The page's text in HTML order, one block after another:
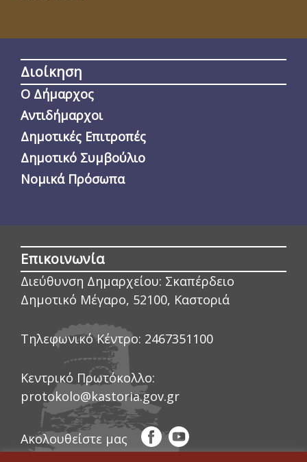
Διοίκηση
Ο Δήμαρχος
Αντιδήμαρχοι
Δημοτικές Επιτροπές
Δημοτικό Συμβούλιο
Νομικά Πρόσωπα
Επικοινωνία
Διεύθυνση Δημαρχείου: Σκαπέρδειο
Δημοτικό Μέγαρο, 52100, Καστοριά
Τηλεφωνικό Κέντρο: 2467351100
Κεντρικό Πρωτόκολλο:
protokolo@kastoria.gov.gr
Ακολουθείστε μας